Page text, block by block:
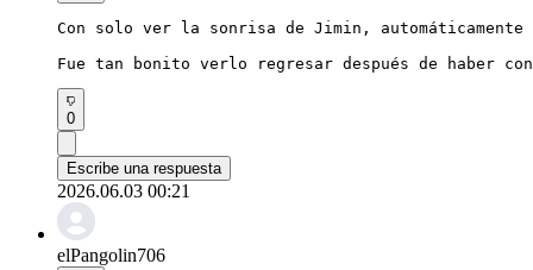
Con solo ver la sonrisa de Jimin,
Fue tan bonito verlo regresar después de haber
0
Escribe una respuesta
2026.06.03 00:21
elPangolin706